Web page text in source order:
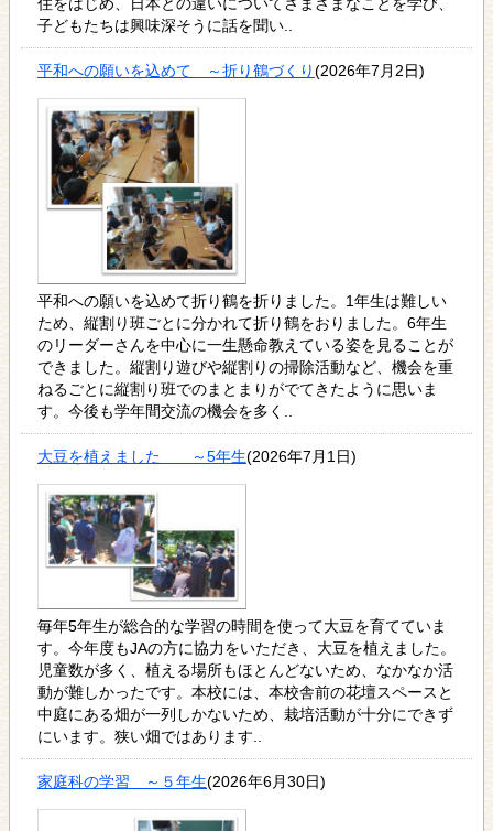
子どもたちは興味深そうに話を聞い..
平和への願いを込めて ～折り鶴づくり(2026年7月2日)
平和への願いを込めて折り鶴を折りました。1年生は難しい
ため、縦割り班ごとに分かれて折り鶴をおりました。6年生
のリーダーさんを中心に一生懸命教えている姿を見ることが
できました。縦割り遊びや縦割りの掃除活動など、機会を重
ねるごとに縦割り班でのまとまりがでてきたように思いま
す。今後も学年間交流の機会を多く..
大豆を植えました ～5年生(2026年7月1日)
毎年5年生が総合的な学習の時間を使って大豆を育てていま
す。今年度もJAの方に協力をいただき、大豆を植えました。
児童数が多く、植える場所もほとんどないため、なかなか活
動が難しかったです。本校には、本校舎前の花壇スペースと
中庭にある畑が一列しかないため、栽培活動が十分にできず
にいます。狭い畑ではあります..
家庭科の学習 ～５年生(2026年6月30日)